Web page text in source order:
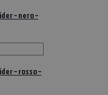
– nero –
– rosso –